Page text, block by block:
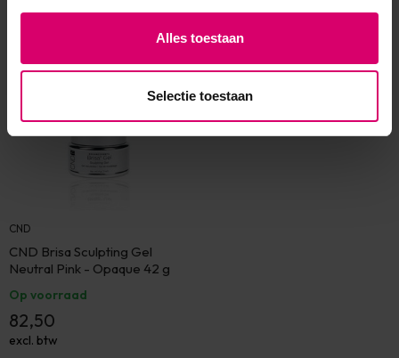
Alles toestaan
Selectie toestaan
Eerder bekeken
CND
CND Brisa Sculpting Gel
Neutral Pink - Opaque 42 g
Op voorraad
82,50
excl. btw